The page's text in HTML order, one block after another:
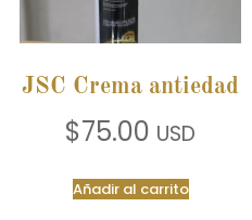
JSC Crema antiedad
$75.00 USD
Añadir al carrito